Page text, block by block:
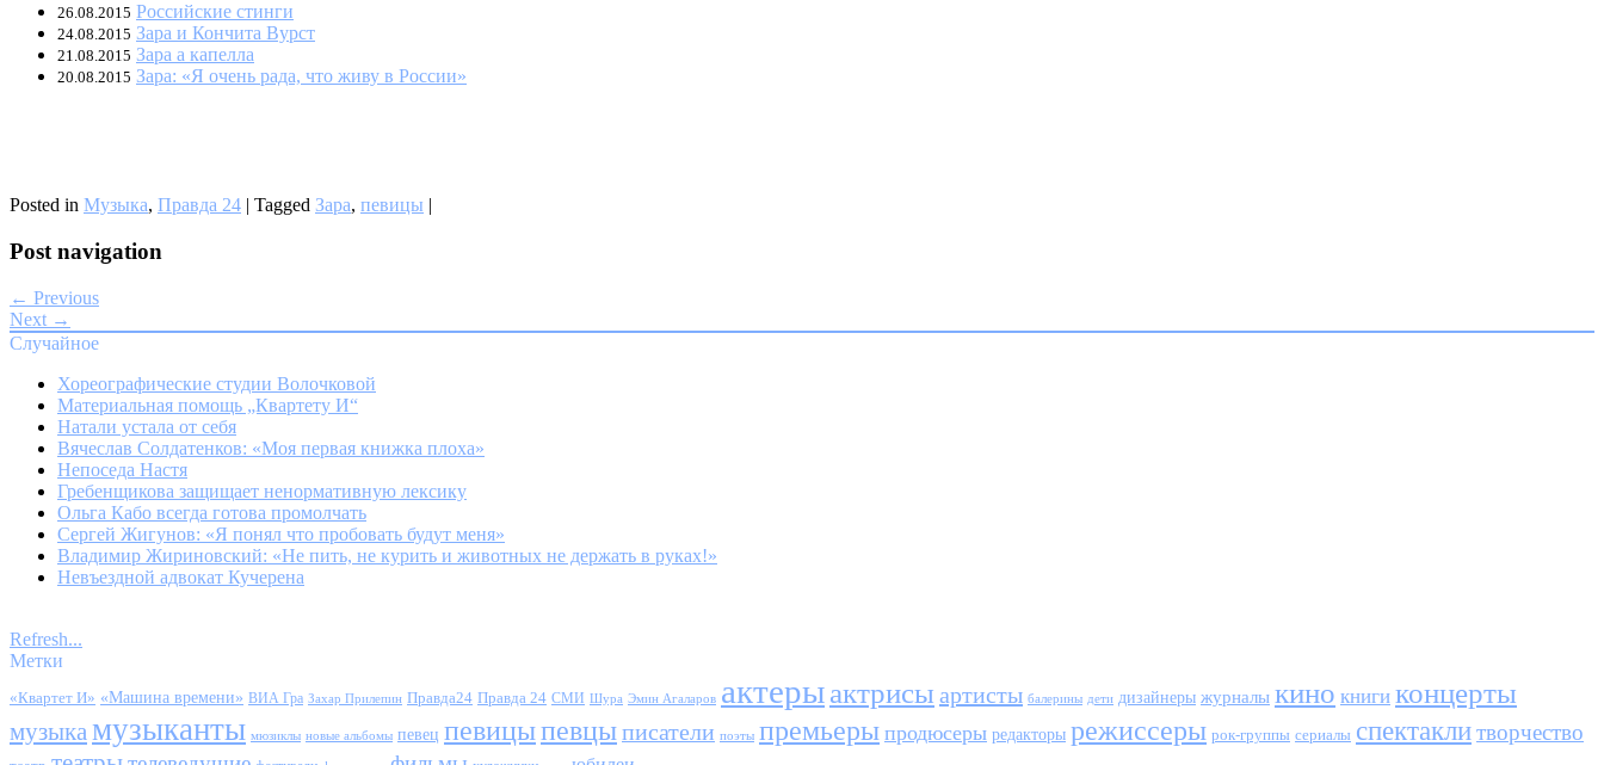
26.08.2015 Российские стинги
24.08.2015 Зара и Кончита Вурст
21.08.2015 Зара а капелла
20.08.2015 Зара: «Я очень рада, что живу в России»
Posted in Музыка, Правда 24 | Tagged Зара, певицы |
Post navigation
← Previous
Next →
Случайное
Хореографические студии Волочковой
Материальная помощь „Квартету И“
Натали устала от себя
Вячеслав Солдатенков: «Моя первая книжка плоха»
Непоседа Настя
Гребенщикова защищает ненормативную лексику
Ольга Кабо всегда готова промолчать
Сергей Жигунов: «Я понял что пробовать будут меня»
Владимир Жириновский: «Не пить, не курить и животных не держать в руках!»
Невъездной адвокат Кучерена
Refresh...
Метки
«Квартет И» «Машина времени» ВИА Гра Захар Прилепин Правда24 Правда 24 СМИ Шура Эмин Агаларов актерыактрисы артисты балерины дети дизайнеры журналы кино книги концерты
музыка музыканты мюзиклы новые альбомы певец певицыпевцыписатели поэты премьеры продюсеры редакторы режиссеры рок-группы сериалы спектаклитворчество